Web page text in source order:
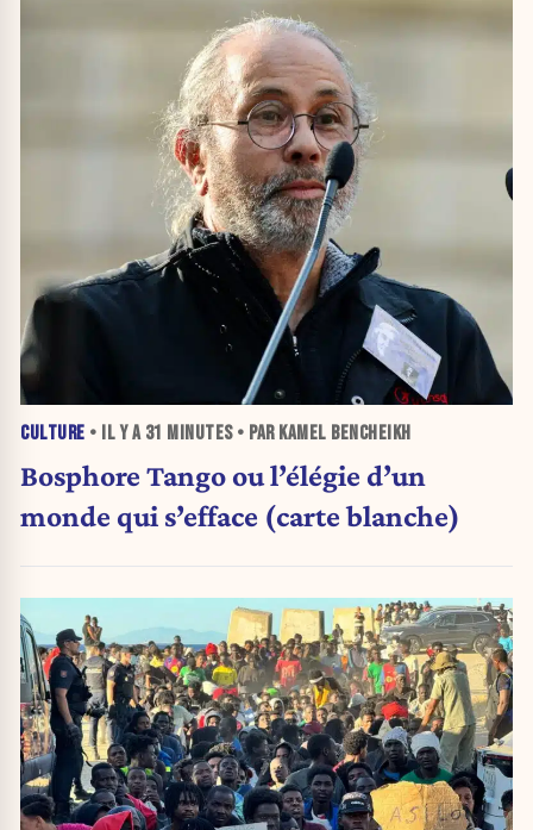
CULTURE • IL Y A 31 MINUTES• PAR KAMEL BENCHEIKH
Bosphore Tango ou l’élégie d’un
monde qui s’efface (carte blanche)